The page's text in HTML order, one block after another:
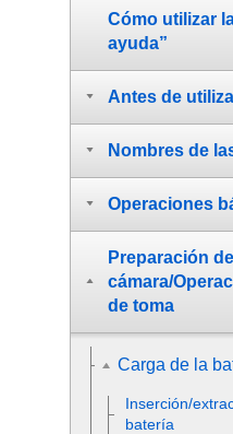
Cómo utilizar
ayuda”
Antes de
Nombres de
Operaciones
Preparación
cámara/
de toma
Carga de la
Inserción/
batería